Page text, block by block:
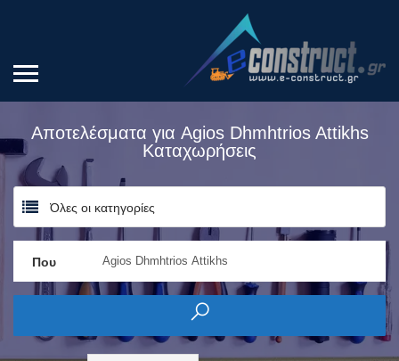
Αποτελέσματα για Agios Dhmhtrios Attikhs
Καταχωρήσεις
Όλες οι κατηγορίες
Που